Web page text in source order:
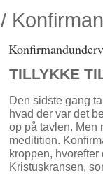
/
TILLYKKE
Den sidste gang
hvad der var det
op på tavlen. Men
meditition.
kroppen,
Kristuskransen,